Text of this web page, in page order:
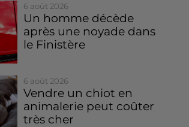
6 août 2026
Un homme décède
après une noyade dans
le Finistère
6 août 2026
Vendre un chiot en
animalerie peut coûter
très cher